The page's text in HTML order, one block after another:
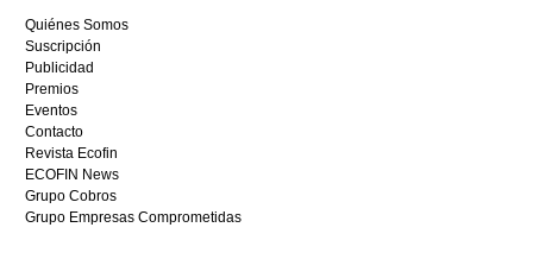
ganar
hoy
mismo.
Quiénes Somos
Suscripción
Publicidad
Premios
Eventos
Contacto
Revista Ecofin
ECOFIN News
Grupo Cobros
Grupo Empresas Comprometidas